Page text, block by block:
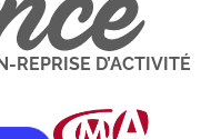
REPRISE D’ACTIVITÉ